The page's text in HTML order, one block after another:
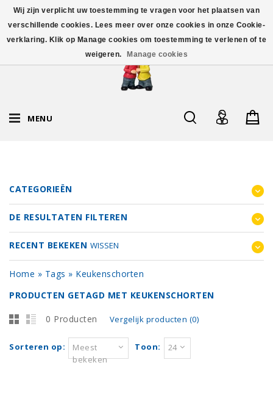
MENU
CATEGORIEËN
DE RESULTATEN FILTEREN
RECENT BEKEKEN WISSEN
Home » Tags » Keukenschorten
PRODUCTEN GETAGD MET KEUKENSCHORTEN
0 Producten Vergelijk producten (0)
Sorteren op:
Meest
bekeken
Toon: 24
Wij zijn verplicht uw toestemming te vragen voor het plaatsen van
verschillende cookies. Lees meer over onze cookies in onze Cookie-
verklaring. Klik op Manage cookies om toestemming te verlenen of te
weigeren.
Manage cookies